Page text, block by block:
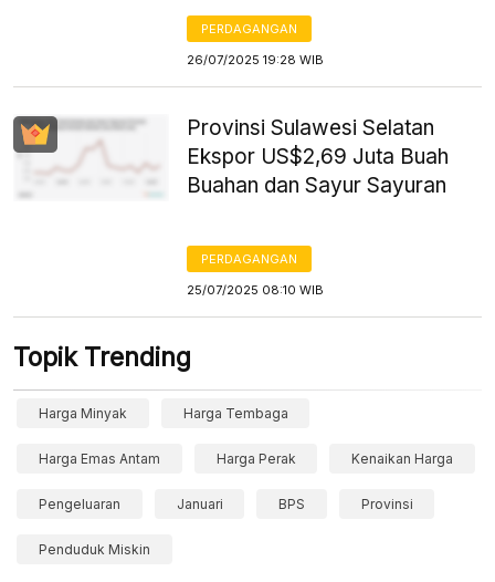
PERDAGANGAN
26/07/2025 19:28 WIB
Provinsi Sulawesi Selatan
Ekspor US$2,69 Juta Buah
Buahan dan Sayur Sayuran
PERDAGANGAN
25/07/2025 08:10 WIB
Topik Trending
Harga Minyak Harga Tembaga
Harga Emas Antam Harga Perak Kenaikan Harga
Pengeluaran Januari BPS Provinsi
Penduduk Miskin